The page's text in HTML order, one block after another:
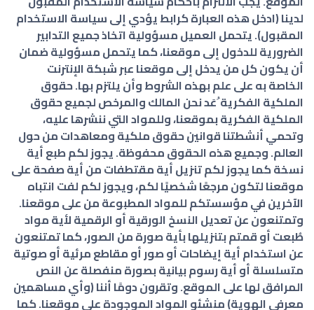
لدينا (ادخل هذه العبارة كرابط يؤدي إلى سياسة الاستخدام
المقبول). يتحمل العميل مسؤولية اتخاذ جميع التدابير
الضرورية للدخول إلى موقعنا، كما يتحمل مسؤولية ضمان
أن يكون كل من يدخل إلى موقعنا عبر شبكة الإنترنت
الخاصة به على علم بهذه الشروط وأن يلتزم بها. حقوق
الملكية الفكرية ُعَد نحن المالك والمرخص لجميع حقوق
الملكية الفكرية بموقعنا، وللمواد التي ننشرها عليه،
وتحمي أنشطتنا قوانين حقوق ملكية ومعاهدات من حول
العالم. وجميع هذه الحقوق محفوظة. يجوز لكم طبع أية
نسخة كما يجوز لكم تنزيل أية مقتطفات من أية صفحة على
موقعنا لتكون مرجعًا شخصيًا لكم، ويجوز لكم لفت انتباه
الآخرين في مؤسستكم للمواد المطبوعة من على موقعنا.
وتمتنعون عن تعديل النسخ الورقية أو الرقمية لأية مواد
طُبعت أو قمتم بتنزيلها بأية صورة من الصور، كما تمتنعون
عن استخدام أية إيضاحات أو صور أو مقاطع مرئية أو صوتية
متسلسلة أو أية رسوم بيانية بصورة منفصلة عن النص
المرافق لها على الموقع. وتقرون دومًا أننا (وأي مساهمين
معرفي الهوية) منشئو المواد الموجودة على موقعنا. كما